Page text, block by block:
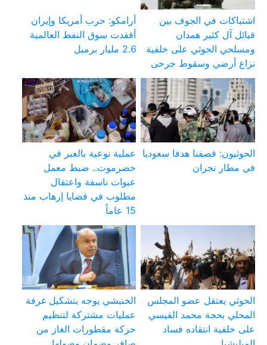
اشتباكات في الجوف بين
قبائل آل كثير همدان
ومسلحي الحوثي على خلفية
نزاع أرضي وسقوط جرحى
أرامكو: حرب أمريكا وإيران
أفقدت سوق النفط العالمية
2.6 مليار برميل
الحوثيون: قصفنا هدفا سعوديا
في مطار نجران
عملية نوعية بالعبر في
حضرموت.. ضبط معمل
عبوات ناسفة واعتقال
مطلوب في قضايا إرهاب منذ
15 عاماً
الحوثي يعتقل عضو المجلس
المحلي بحجة محمد القيسي
على خلفية انتقاده فساد
الخنبشي يوجه بتشكيل غرفة
عمليات مشتركة لتنظيم
حركة مقطورات الغاز من